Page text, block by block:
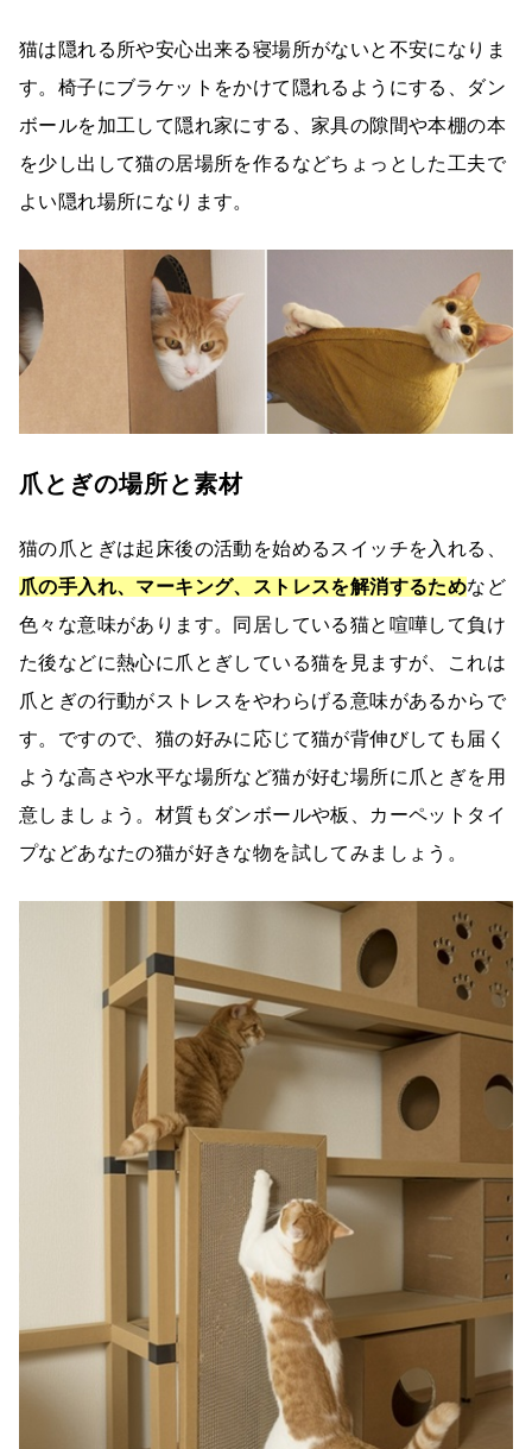
猫は隠れる所や安心出来る寝場所がないと不安になりま
す。椅子にブラケットをかけて隠れるようにする、ダン
ボールを加工して隠れ家にする、家具の隙間や本棚の本
を少し出して猫の居場所を作るなどちょっとした工夫で
よい隠れ場所になります。
爪とぎの場所と素材
猫の爪とぎは起床後の活動を始めるスイッチを入れる、
爪の手入れ、マーキング、ストレスを解消するためなど
色々な意味があります。同居している猫と喧嘩して負け
た後などに熱心に爪とぎしている猫を見ますが、これは
爪とぎの行動がストレスをやわらげる意味があるからで
す。ですので、猫の好みに応じて猫が背伸びしても届く
ような高さや水平な場所など猫が好む場所に爪とぎを用
意しましょう。材質もダンボールや板、カーペットタイ
プなどあなたの猫が好きな物を試してみましょう。